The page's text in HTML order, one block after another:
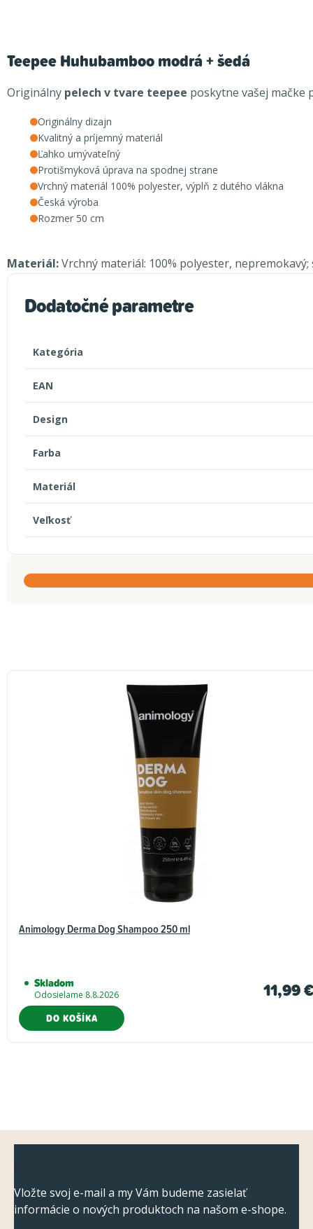
Teepee Huhubamboo modrá + šedá
Originálny pelech v tvare teepee poskytne vašej
Originálny dizajn
Kvalitný a príjemný materiál
Ľahko umývateľný
Protišmyková úprava na spodnej strane
Vrchný materiál 100% polyester, výplň z dutého vlákna
Česká výroba
Rozmer 50 cm
Materiál:Vrchný materiál: 100% polyester,
Dodatočné parametre
Kategória
EAN
Design
Farba
Materiál
Veľkosť
Animology Derma Dog Shampoo 250 ml
Skladom
Odosielame 8.8.2026 11,99
DO KOŠÍKA
Vložte svoj e-mail a my Vám budeme zasielať
informácie o nových produktoch na našom e-shope.